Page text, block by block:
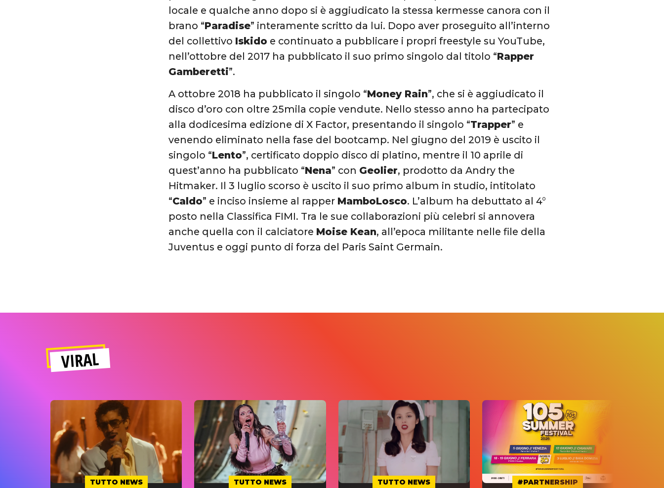
locale e qualche anno dopo si è aggiudicato la stessa kermesse canora con il
brano “Paradise” interamente scritto da lui. Dopo aver proseguito all’interno
del collettivo Iskido e continuato a pubblicare i propri freestyle su YouTube,
nell’ottobre del 2017 ha pubblicato il suo primo singolo dal titolo “Rapper
Gamberetti”.
A ottobre 2018 ha pubblicato il singolo “Money Rain”, che si è aggiudicato il
disco d’oro con oltre 25mila copie vendute. Nello stesso anno ha partecipato
alla dodicesima edizione di X Factor, presentando il singolo “Trapper” e
venendo eliminato nella fase del bootcamp. Nel giugno del 2019 è uscito il
singolo “Lento”, certificato doppio disco di platino, mentre il 10 aprile di
quest’anno ha pubblicato “Nena” con Geolier, prodotto da Andry the
Hitmaker. Il 3 luglio scorso è uscito il suo primo album in studio, intitolato
“Caldo” e inciso insieme al rapper MamboLosco. L’album ha debuttato al 4°
posto nella Classifica FIMI. Tra le sue collaborazioni più celebri si annovera
anche quella con il calciatore Moise Kean, all’epoca militante nelle file della
Juventus e oggi punto di forza del Paris Saint Germain.
VIRAL
TUTTO NEWS TUTTO NEWS TUTTO NEWS #PARTNERSHIP